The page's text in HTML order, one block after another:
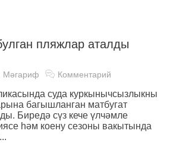
пляжлар аталды
Мәгариф Комментарий
суда куркынычсызлыкны
багышланган матбугат
Биредә сүз кече үлчәмле
һәм коену сезоны вакытында